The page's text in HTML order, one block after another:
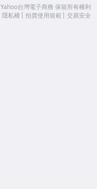
Yahoo台灣電子商務 保留所有權利
隱私權 拍賣使用規範 交易安全